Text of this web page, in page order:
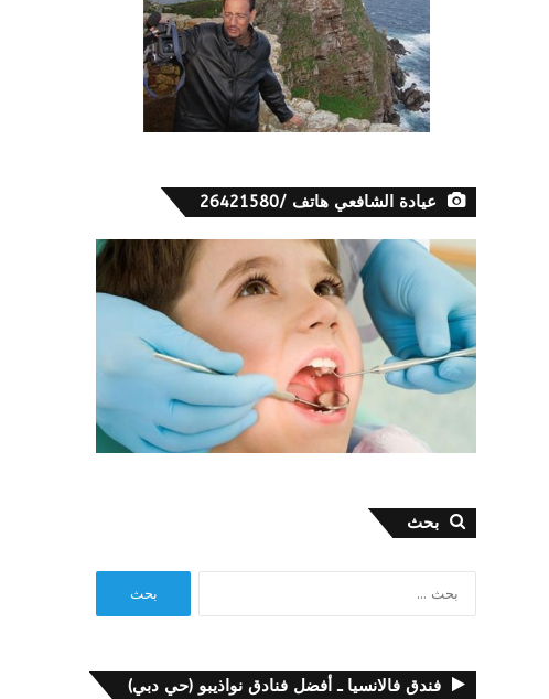
عيادة الشافعي هاتف /26421580
بحث
فندق فالانسيا ـ أفضل فنادق نواذيبو (حي دبي)